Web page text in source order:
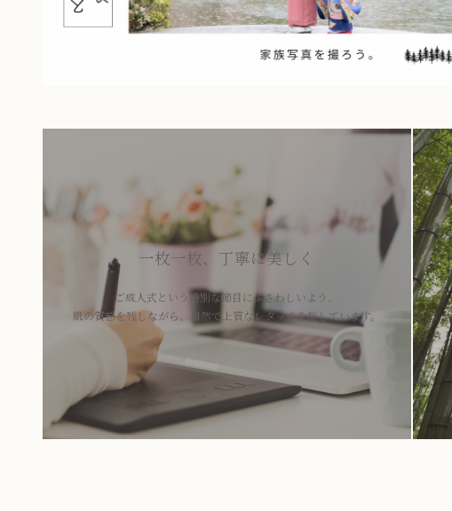
一枚一枚、丁寧に美しく
ご成人式という特別な節目にふさわしいよう、
肌の質感を残しながら、自然で上質なレタッチを施しています。